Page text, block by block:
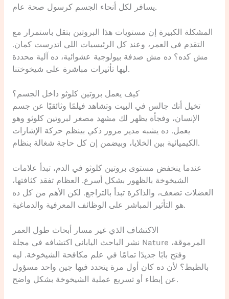
يسافر لكل أنحاء الجسم كرسول صحة عام.
المشكلة الكبيرة إن مستويات هذا البروتين بتقل باستمرار مع
التقدم في العمر، وعند كل الرئيسيات اللي اتدرست كمان.
مش كده؟ ده مش صدفة بيولوجية عشوائية، ده آلية محددة
ليها تأثيرات مباشرة على شيخوختنا.
كيف يعمل بروتين كلوثو داخل الجسم؟
تخيل أنك جالس في البيت وتشاهد فيلمًا وثائقيًا عن جسم
الإنسان، وفجأة يظهر لك مشهد مصغر لبروتين كلوثو وهو
يعمل. ده يشبه مدير مرور ذكي بينظم حركة الإشارات
الكيميائية بين الخلايا، وبيضمن إن كل حاجة شغالة بنظام.
عندما ينخفض مستوى بروتين كلوثو في الدم، تبدأ علامات
الشيخوخة بالظهور بشكل أسرع. العظام تفقد كثافتها،
العضلات تضعف، والذاكرة تبدأ بالتراجع. لكن الأهم من كل ده
هو التأثير المباشر على الوظائف المعرفية والدماغية.
الاكتشاف الذي غير مسار أبحاث طول العمر
نشر الباحث الياباني اكتشافه في مجلة Nature المرموقة،
وفتح بابًا جديدًا تمامًا في علم مكافحة الشيخوخة. ليه
بالظبط؟ لأن ده كان أول مرة يتحدد فيها جين واحد مسؤول
عن إبطاء أو تسريع عملية الشيخوخة بشكل واضح.